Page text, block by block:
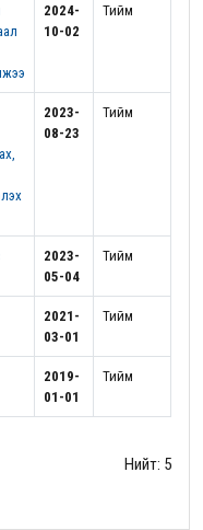
2024-
10-02
Тийм
2023-
08-23
Тийм
2023-
05-04
Тийм
2021-
03-01
Тийм
2019-
01-01
Тийм
Нийт: 5